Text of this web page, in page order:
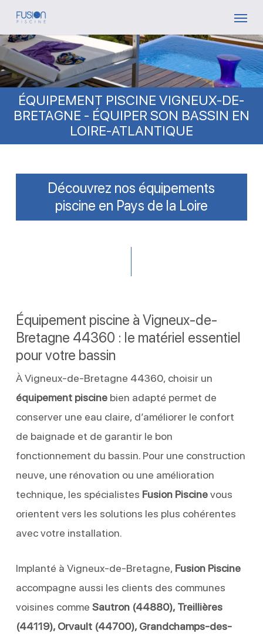
Skip
main
content
ÉQUIPEMENT PISCINE VIGNEUX-DE-
BRETAGNE - ÉQUIPER SON BASSIN EN
LOIRE-ATLANTIQUE
Découvrez nos équipements
piscine en Pays de la Loire
Équipement piscine à Vigneux-de-
Bretagne 44360 : le matériel essentiel
pour votre bassin
À Vigneux-de-Bretagne 44360, choisir un
équipement piscinebien adapté permet de
conserver une eau claire, d’améliorer le confort
de baignade et de garantir le bon
fonctionnement du bassin. Pour une construction
neuve, une rénovation ou une amélioration
technique, les spécialistes Fusion Piscinevous
orientent vers les solutions les plus cohérentes
avec votre installation.
Implanté à Vigneux-de-Bretagne, Fusion Piscine
accompagne aussi les clients des communes
voisines comme Sautron (44880), Treillières
(44119), Orvault (44700), Grandchamps-des-